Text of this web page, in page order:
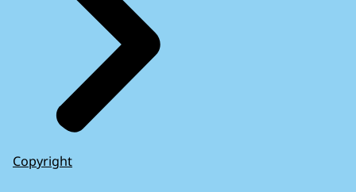
Copyright